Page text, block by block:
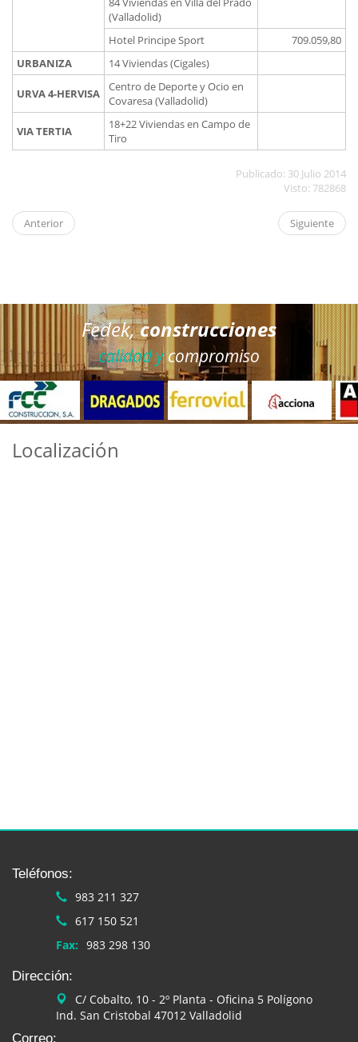
(Valladolid)
Hotel Principe Sport
709.059,80
URBANIZA
14 Viviendas (Cigales)
URVA 4-HERVISA
Centro de Deporte y Ocio en
Covaresa (Valladolid)
VIA TERTIA
18+22 Viviendas en Campo de
Tiro
Publicado: 30 Julio 2014
Visto: 782868
Anterior Siguiente
Fedek,construcciones
calidad ycompromiso
Localización
Teléfonos:
983 211 327
617 150 521
Fax: 983 298 130
Dirección:
C/ Cobalto, 10 - 2º Planta - Oficina 5 Polígono
Ind. San Cristobal 47012 Valladolid
Correo: